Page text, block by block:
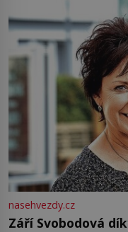
nasehvezdy.cz
Září Svobodová